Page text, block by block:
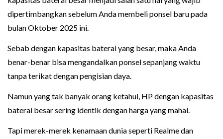
dipertimbangkan sebelum Anda membeli ponsel baru pada
bulan Oktober 2025 ini.
Sebab dengan kapasitas baterai yang besar, maka Anda
benar-benar bisa mengandalkan ponsel sepanjang waktu
tanpa terikat dengan pengisian daya.
Namun yang tak banyak orang ketahui, HP dengan kapasitas
baterai besar sering identik dengan harga yang mahal.
Tapi merek-merek kenamaan dunia seperti Realme dan